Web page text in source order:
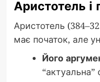
Аристотель і
Аристотель
має початок, але
Його